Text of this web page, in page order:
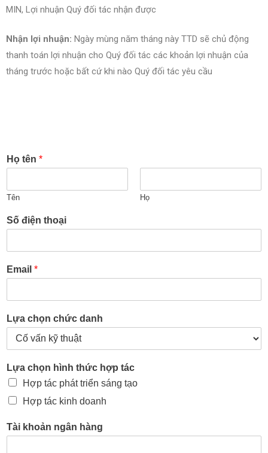
MIN, Lợi nhuận Quý đối tác nhận được
Nhận lợi nhuận: Ngày mùng năm tháng này TTD sẽ chủ động
thanh toán lợi nhuận cho Quý đối tác các khoản lợi nhuận của
tháng trước hoặc bất cứ khi nào Quý đối tác yêu cầu
Họ tên *
Tên Họ
Số điện thoại
Email *
Lựa chọn chức danh
Lựa chọn hình thức hợp tác
Hợp tác phát triển sáng tạo
Hợp tác kinh doanh
Tài khoản ngân hàng